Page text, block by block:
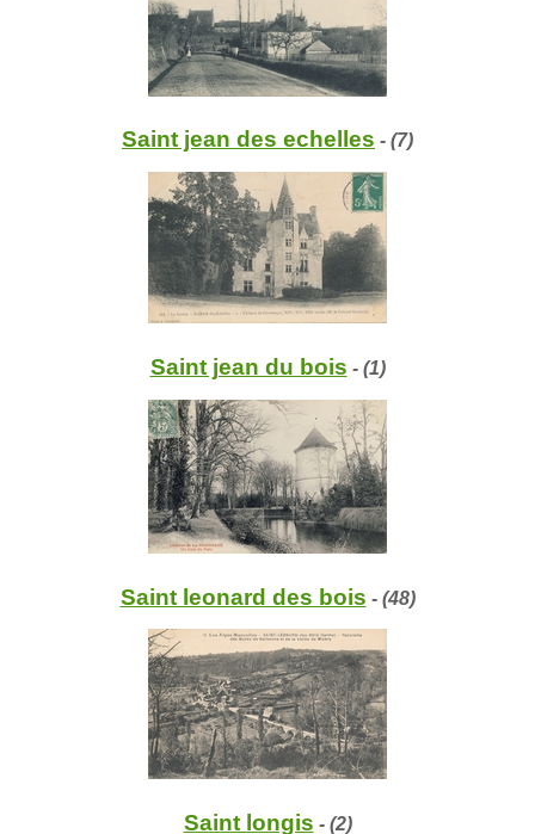
Saint jean des echelles - (7)
Saint jean du bois - (1)
Saint leonard des bois - (48)
Saint longis - (2)